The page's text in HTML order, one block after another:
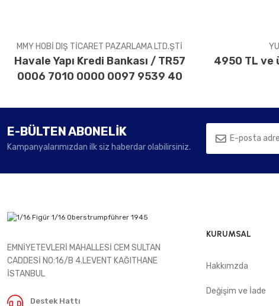
MMY HOBİ DIŞ TİCARET PAZARLAMA LTD.ŞTİ
Havale Yapı Kredi Bankası / TR57
0006 7010 0000 0097 9539 40
4950 TL ve
E-BÜLTEN ABONELİK
Kampanyalarımızdan ilk siz haberdar olabilirsiniz.
EMNİYETEVLERİ MAHALLESİ CEM SULTAN
CADDESİ NO:16/B 4.LEVENT KAĞITHANE
İSTANBUL
Destek Hattı
KURUMSAL
Hakkımzda
Değişim ve İade